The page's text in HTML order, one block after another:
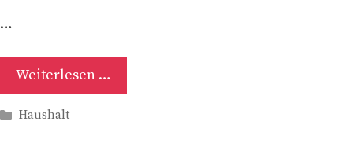
…
Weiterlesen …
Kategorien
Haushalt